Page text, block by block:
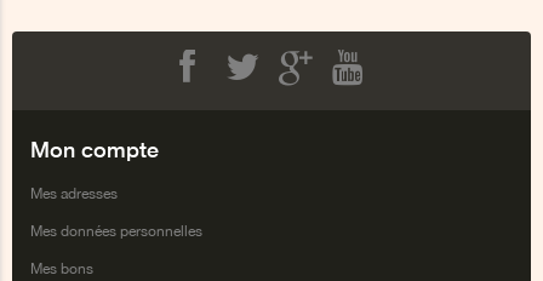
Mon compte
Mes adresses
Mes données personnelles
Mes bons